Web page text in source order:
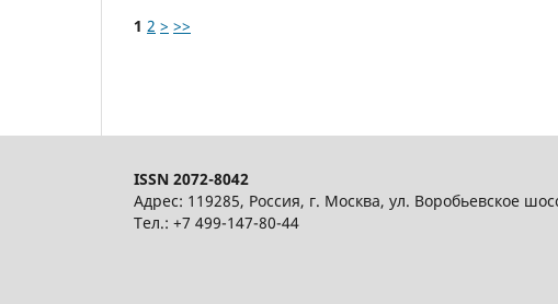
1 2 > >>
ISSN 2072-8042
Адрес: 119285, Россия, г. Москва, ул. Воробьевское
Тел.: +7 499-147-80-44